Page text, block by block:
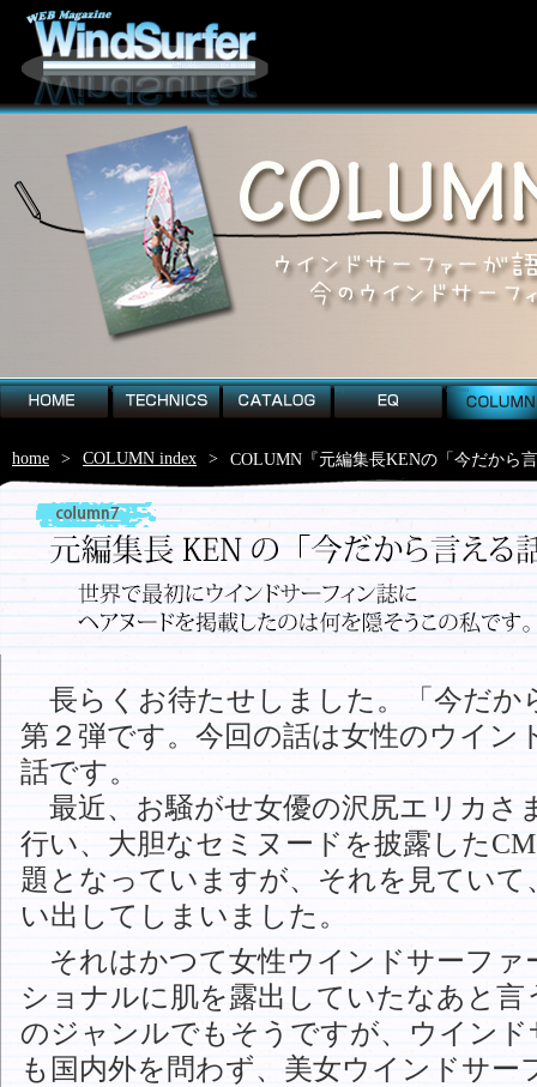
technics column
home > COLUMN index > COLUMN『元編集長KENの「今だから
長らくお待たせしました。「今だか
第２弾です。今回の話は女性のウイン
話です。
最近、お騒がせ女優の沢尻エリカさ
行い、大胆なセミヌードを披露した
題となっていますが、それを見ていて
い出してしまいました。
それはかつて女性ウインドサーファ
ショナルに肌を露出していたなあと言
のジャンルでもそうですが、ウイン
も国内外を問わず、美女ウインドサー